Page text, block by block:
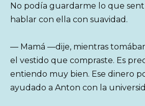
No podía guardarme lo que
hablar con ella con suavidad.
— Mamá —dije, mientras
el vestido que compraste. Es
entiendo muy bien. Ese dinero
ayudado a Anton con la